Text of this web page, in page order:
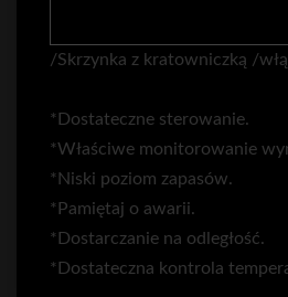
/Skrzynka z kratowniczką /
*Dostateczne sterowanie.
*Właściwe monitorowanie
*Niski poziom zapasów.
*Pamiętaj o awarii.
*Dostarczanie na odległość.
*Dostateczna kontrola